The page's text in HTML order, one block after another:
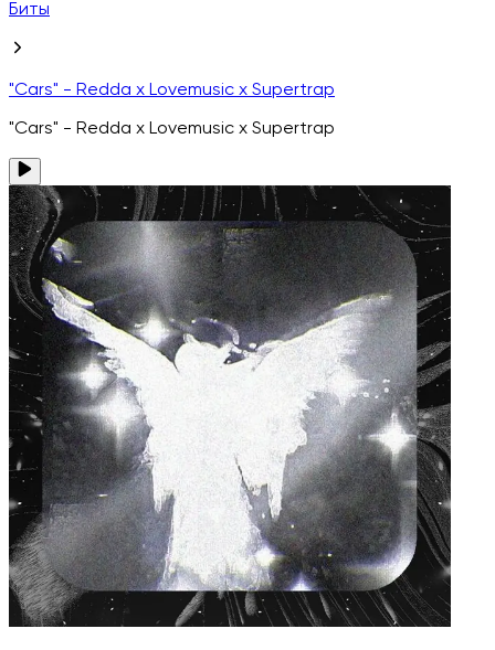
Биты
"Cars" - Redda x Lovemusic x Supertrap
"Cars" - Redda x Lovemusic x Supertrap